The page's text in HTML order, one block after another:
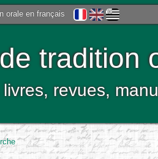
orale en français
tradition
revues,